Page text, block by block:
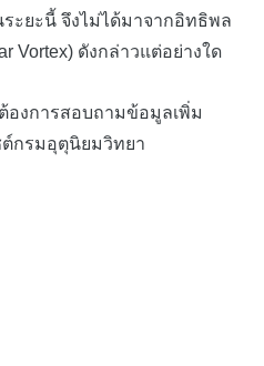
ะนี้ จึงไม่ได้มาจากอิทธิพล
Vortex) ดังกล่าวแต่อย่างใด
การสอบถามข้อมูลเพิ่ม
กรมอุตุนิยมวิทยา